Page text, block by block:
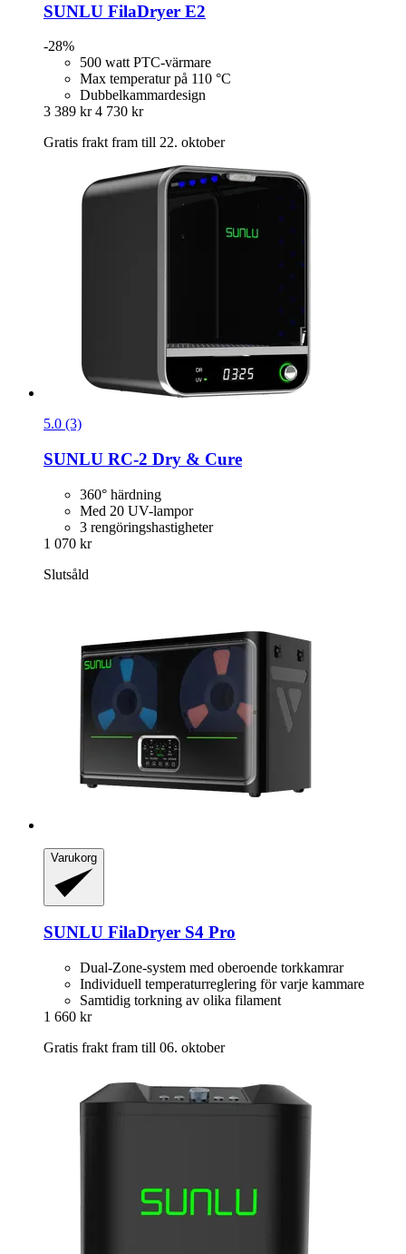
SUNLU FilaDryer E2
-28%
500 watt PTC-värmare
Max temperatur på 110 °C
Dubbelkammardesign
3 389 kr 4 730 kr
Gratis frakt fram till 22. oktober
5.0 (3)
SUNLU RC-​2 Dry & Cure
360° härdning
Med 20 UV-lampor
3 rengöringshastigheter
1 070 kr
Slutsåld
Varukorg
SUNLU FilaDryer S4 Pro
Dual-Zone-system med oberoende torkkamrar
Individuell temperaturreglering för varje kammare
Samtidig torkning av olika filament
1 660 kr
Gratis frakt fram till 06. oktober